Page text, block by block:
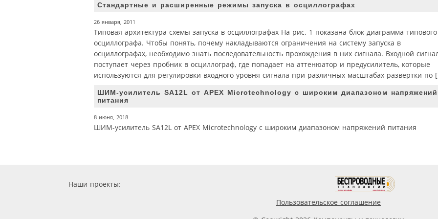
Стандартные и расширенные режимы запуска в осциллографах
26 января, 2011
Типовая архитектура схемы запуска в осциллографах На рис. 1 показана блок-диаграмма типового
осциллографа. Чтобы понять, почему накладываются ограничения на систему запуска в
осциллографах, необходимо знать последовательность прохождения в них сигнала. Входной
поступает через пробник в осциллограф, где попадает на аттенюатор и предусилитель, которые
используются для регулировки входного уровня сигнала при различных масштабах развертки по
ШИМ-усилитель SA12L от APEX Microtechnology с широким диапазоном напряжений
питания
8 июня, 2018
ШИМ-усилитель SA12L от APEX Microtechnology с широким диапазоном напряжений питания
Наши проекты:
Пользовательское соглашение